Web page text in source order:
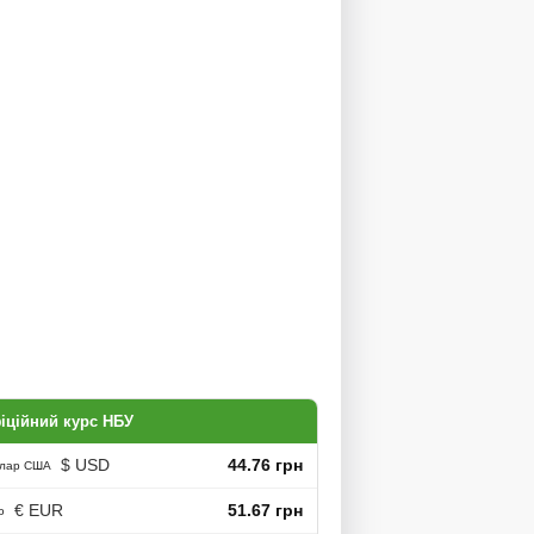
курс НБУ
США $ USD 44.76 грн
€ EUR 51.67 грн